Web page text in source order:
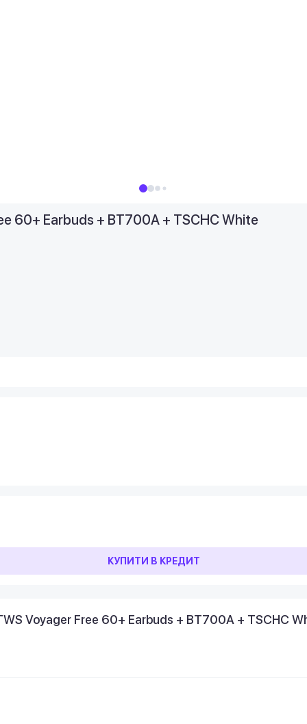
60+ Earbuds + BT700A + TSCHC White
КУПИТИ В КРЕДИТ
Voyager Free 60+ Earbuds + BT700A + TSCHC